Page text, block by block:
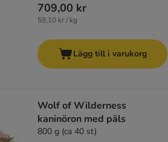
709,00 kr
59,10 kr / kg
Lägg till i varukorg
Wolf of Wilderness
kaninöron med päls
800 g (ca 40 st)